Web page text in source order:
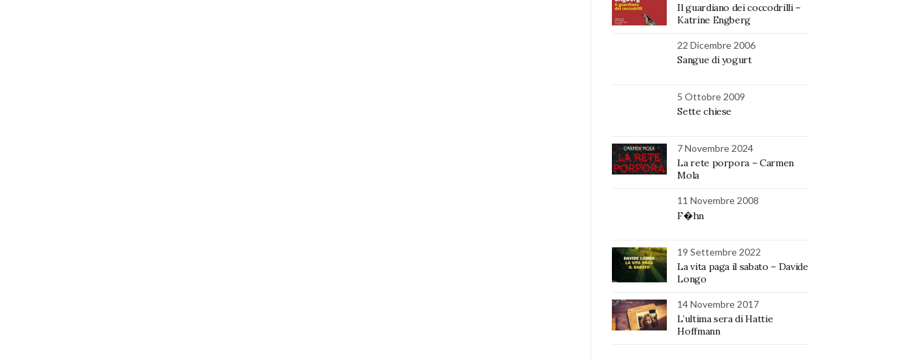
Il guardiano dei coccodrilli –
Katrine Engberg
22 Dicembre 2006
Sangue di yogurt
5 Ottobre 2009
Sette chiese
7 Novembre 2024
La rete porpora – Carmen
Mola
11 Novembre 2008
F�hn
19 Settembre 2022
La vita paga il sabato – Davide
Longo
14 Novembre 2017
L’ultima sera di Hattie
Hoffmann